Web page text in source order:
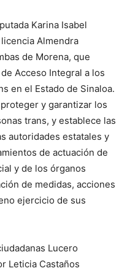
Karina Isabel
Almendra
de Morena, que
Acceso Integral a los
en el Estado de Sinaloa.
y garantizar los
trans, y establece las
autoridades estatales y
de actuación de
y de los órganos
de medidas, acciones
ejercicio de sus
Lucero
Leticia Castaños